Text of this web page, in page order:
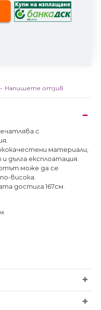
- Напишете отзив
с
материали,
дълга експлоатация.
може да се
висока.
достига 167см.